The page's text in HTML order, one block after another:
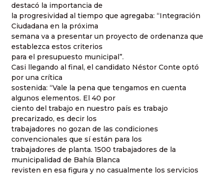
destacó la importancia de
la progresividad al tiempo que agregaba: “Integración
Ciudadana en la próxima
semana va a presentar un proyecto de ordenanza que
establezca estos criterios
para el presupuesto municipal”.
Casi llegando al final, el candidato Néstor Conte optó
por una crítica
sostenida: “Vale la pena que tengamos en cuenta
algunos elementos. El 40 por
ciento del trabajo en nuestro país es trabajo
precarizado, es decir los
trabajadores no gozan de las condiciones
convencionales que sí están para los
trabajadores de planta. 1500 trabajadores de la
municipalidad de Bahía Blanca
revisten en esa figura y no casualmente los servicios